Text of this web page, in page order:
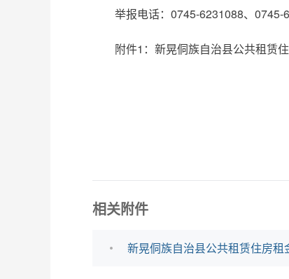
举报电话：0745-6231088、0745-
附件1：新晃侗族自治县公共租赁
相关附件
新晃侗族自治县公共租赁住房